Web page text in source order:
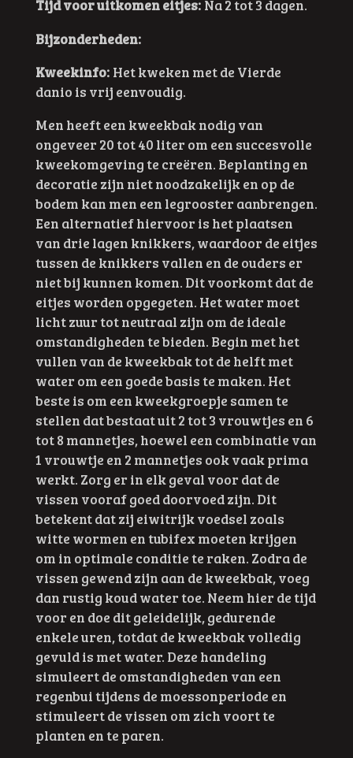
Tijd voor uitkomen eitjes:Na 2 tot 3 dagen.
Bijzonderheden:
Kweekinfo: Het kweken met de Vierde
danio is vrij eenvoudig.
Men heeft een kweekbak nodig van
ongeveer 20 tot 40 liter om een succesvolle
kweekomgeving te creëren. Beplanting en
decoratie zijn niet noodzakelijk en op de
bodem kan men een legrooster aanbrengen.
Een alternatief hiervoor is het plaatsen
van drie lagen knikkers, waardoor de eitjes
tussen de knikkers vallen en de ouders er
niet bij kunnen komen. Dit voorkomt dat de
eitjes worden opgegeten. Het water moet
licht zuur tot neutraal zijn om de ideale
omstandigheden te bieden. Begin met het
vullen van de kweekbak tot de helft met
water om een goede basis te maken. Het
beste is om een kweekgroepje samen te
stellen dat bestaat uit 2 tot 3 vrouwtjes en 6
tot 8 mannetjes, hoewel een combinatie van
1 vrouwtje en 2 mannetjes ook vaak prima
werkt. Zorg er in elk geval voor dat de
vissen vooraf goed doorvoed zijn. Dit
betekent dat zij eiwitrijk voedsel zoals
witte wormen en tubifex moeten krijgen
om in optimale conditie te raken. Zodra de
vissen gewend zijn aan de kweekbak, voeg
dan rustig koud water toe. Neem hier de tijd
voor en doe dit geleidelijk, gedurende
enkele uren, totdat de kweekbak volledig
gevuld is met water. Deze handeling
simuleert de omstandigheden van een
regenbui tijdens de moessonperiode en
stimuleert de vissen om zich voort te
planten en te paren.